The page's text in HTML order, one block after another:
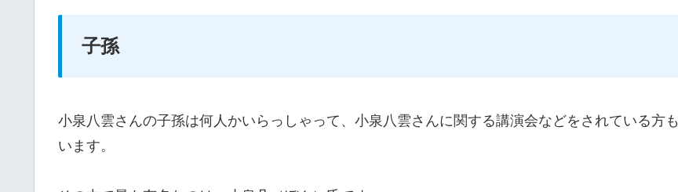
子孫
小泉八雲さんの子孫は何人かいらっしゃって、小泉八雲さんに関する講演会などをされている方も
います。